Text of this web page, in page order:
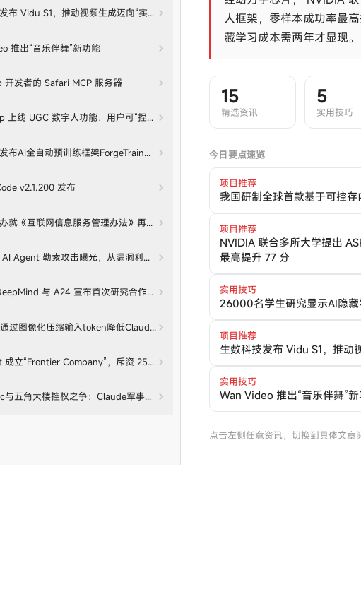
布 Vidu S1，推动视频生成迈向“实时交互”新时代
推出“音乐伴舞”新功能
开发者的 Safari MCP 服务器
上线 UGC 数字人功能，用户可“捏”出专属虚拟玩伴
布AI全自动预训练框架ForgeTrain，8小时追平Megatron-LM
v2.1.200 发布
就《互联网信息服务管理办法》再次征求意见，首设“智能信息服务”专章规范AI服务
Agent 勒索攻击曝光，从漏洞利用到数据库加密全程自主完成
与 A24 宣布首次研究合作伙伴关系
过图像化压缩输入token降低Claude Code成本
立“Frontier Company”，斥资 25 亿美元派驻 6000 名 AI 工程师到企业客户现场
五角大楼控权之争：Claude军事用途护栏分歧
人框架，零样本成功率最高
藏学习成本需两年才显现。
15
精选资讯
5
实用技巧
今日要点速览
项目推荐
我国研制全球首款基于可控
项目推荐
NVIDIA 联合多所大学提出
最高提升 77 分
实用技巧
26000名学生研究显示AI隐
项目推荐
生数科技发布 Vidu S1，推动
实用技巧
Wan Video 推出“音乐伴舞”
点击左侧任意资讯，切换到具体文章